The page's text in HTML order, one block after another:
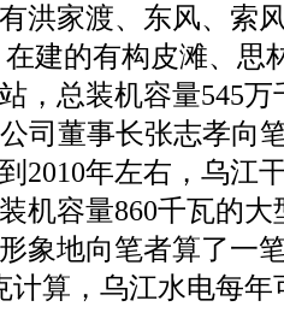
洪家渡、东风、索
在建的有构皮滩、思
，总装机容量545万
司董事长张志孝向
2010年左右，乌江
机容量860千瓦的
象地向笔者算了一
计算，乌江水电每年